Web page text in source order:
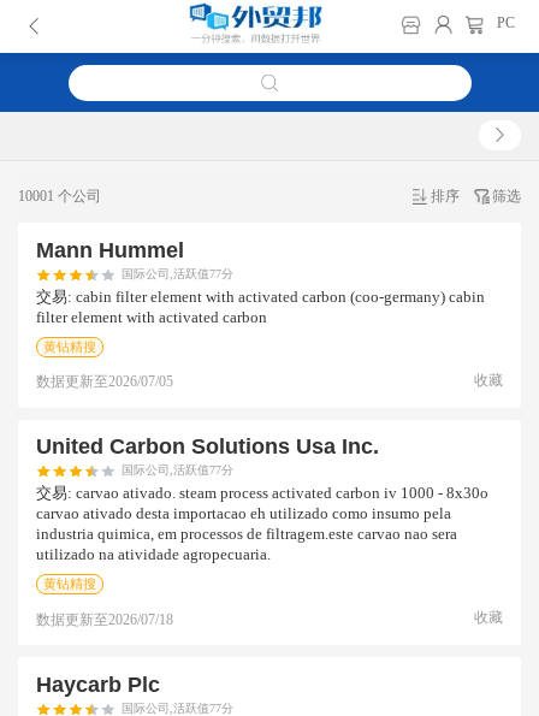
PC
10001 个公司 排序 筛选
Mann Hummel
国际公司,活跃值77分
交易: cabin filter element with activated carbon (coo-germany) cabin
filter element with activated carbon
黄钻精搜
数据更新至2026/07/05 收藏
United Carbon Solutions Usa Inc.
国际公司,活跃值77分
交易: carvao ativado. steam process activated carbon iv 1000 - 8x30o
carvao ativado desta importacao eh utilizado como insumo pela
industria quimica, em processos de filtragem.este carvao nao sera
utilizado na atividade agropecuaria.
黄钻精搜
数据更新至2026/07/18 收藏
Haycarb Plc
国际公司,活跃值77分